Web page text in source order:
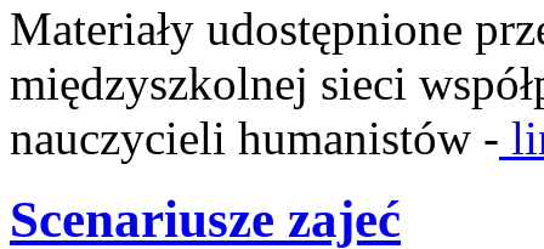
Materiały udostępnione
międzyszkolnej sieci
nauczycieli humanistów -
Scenariusze zajeć